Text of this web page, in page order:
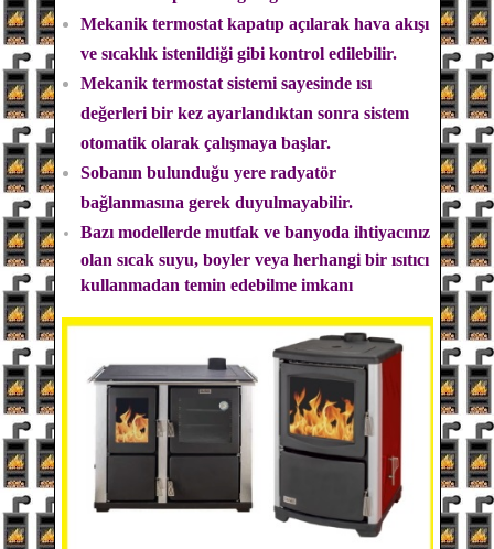
Mekanik termostat kapatıp açılarak hava akışı
ve sıcaklık istenildiği gibi kontrol edilebilir.
Mekanik termostat sistemi sayesinde ısı
değerleri bir kez ayarlandıktan sonra sistem
otomatik olarak çalışmaya başlar.
Sobanın bulunduğu yere radyatör
bağlanmasına gerek duyulmayabilir.
Bazı modellerde mutfak ve banyoda ihtiyacınız
olan sıcak suyu, boyler veya herhangi bir ısıtıcı
kullanmadan temin edebilme imkanı